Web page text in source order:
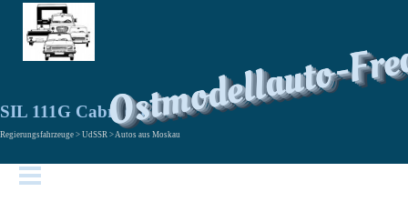
Ostmodellauto-
SIL 111G Cabriolet
Regierungsfahrzeuge > UdSSR > Autos aus Moskau